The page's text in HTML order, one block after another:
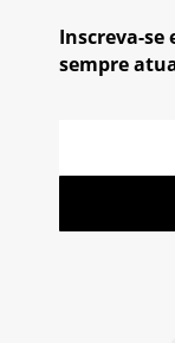
Inscreva-se
sempre